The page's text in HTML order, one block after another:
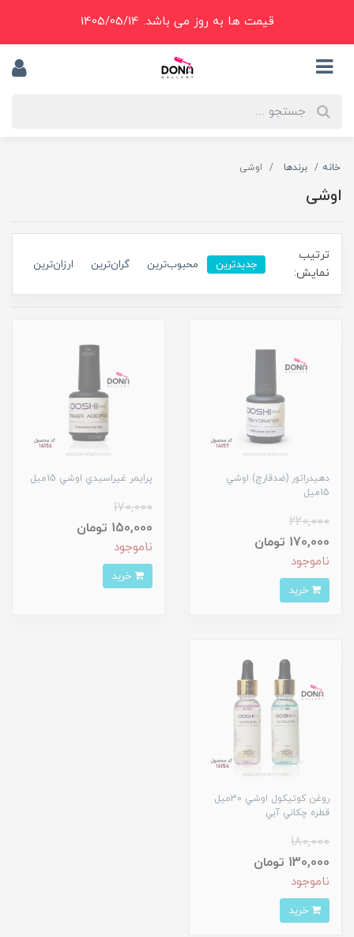
قیمت ها به روز می باشد. 1405/05/14
خانه برندها اوشی
اوشی
ترتیب
نمایش:
جدیدترین محبوب‌ترین گران‌ترین ارزان‌ترین
دهيدراتور (ضدقارچ) اوشي
15ميل
220,000
170,000 تومان
ناموجود
پرايمر غيراسيدي اوشي 15ميل
170,000
150,000 تومان
ناموجود
روغن کوتيکول اوشي 30ميل
قطره چکاني آبي
180,000
130,000 تومان
ناموجود